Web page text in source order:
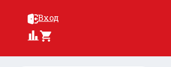
Вход